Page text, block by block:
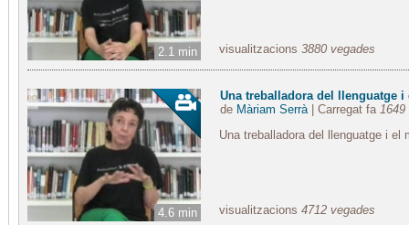
2.1 min visualitzacions 3880 vegades
4.6 min
Una treballadora del llenguatge i
de Màriam Serrà| Carregat fa 1649
Una treballadora del llenguatge i el
visualitzacions 4712 vegades